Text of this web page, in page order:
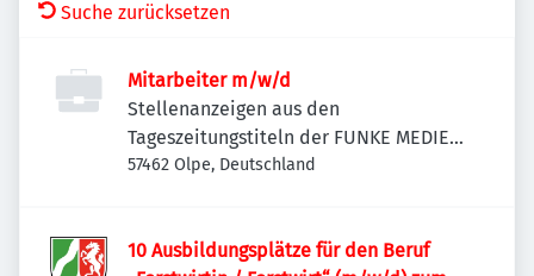
Suche zurücksetzen
Mitarbeiter m/w/d
Stellenanzeigen aus den
Tageszeitungstiteln der FUNKE MEDIEN
NRW
57462 Olpe, Deutschland
10 Ausbildungsplätze für den Beruf